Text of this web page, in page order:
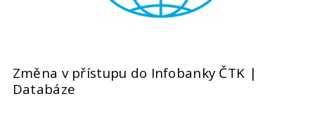
Změna v přístupu do Infobanky ČTK |
Databáze